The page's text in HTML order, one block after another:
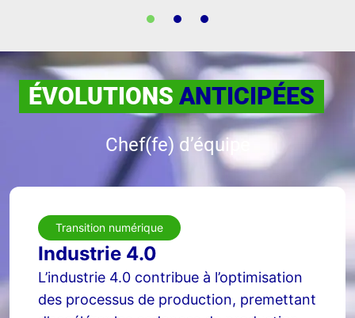
ÉVOLUTIONS ANTICIPÉES
Chef(fe) d’équipe
Transition numérique
Industrie 4.0
L’industrie 4.0 contribue à l’optimisation
des processus de production, premettant